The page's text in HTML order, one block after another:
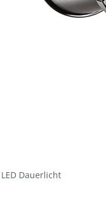
Dauerlicht